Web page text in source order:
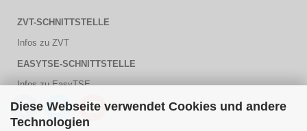
Diese Webseite verwendet Cookies und andere
Technologien
ZVT-SCHNITTSTELLE
Infos zu ZVT
EASYTSE-SCHNITTSTELLE
Infos zu EasyTSE